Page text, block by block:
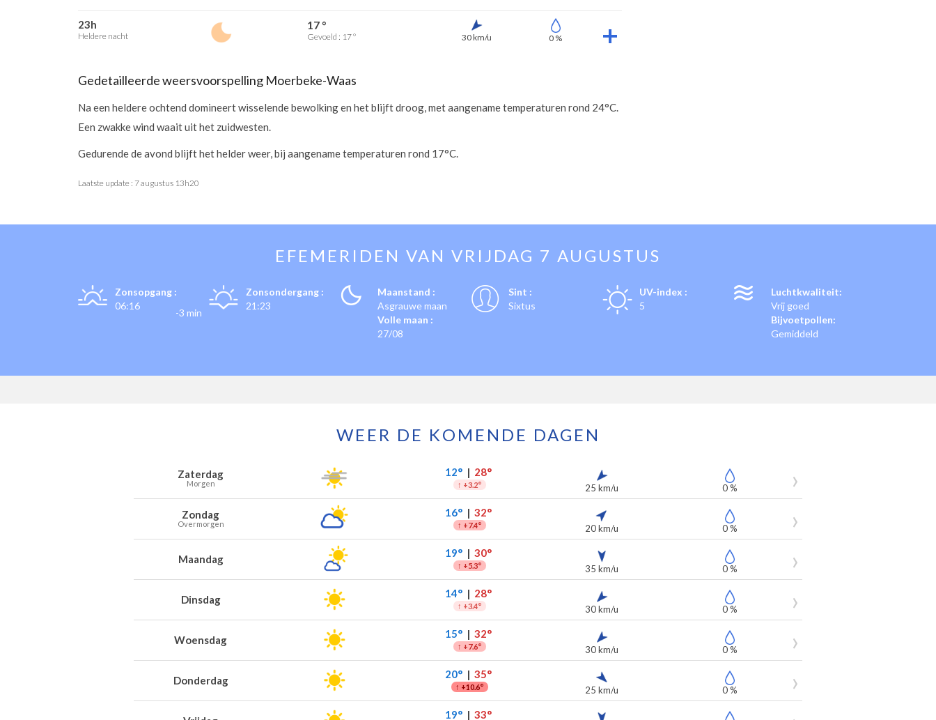
23h
Heldere nacht
17 °
Gevoeld : 17 ° 30 km/u 0 %
Gedetailleerde weersvoorspelling Moerbeke-Waas
Na een heldere ochtend domineert wisselende bewolking en het blijft droog, met aangename temperaturen rond 24°C.
Een zwakke wind waait uit het zuidwesten.
Gedurende de avond blijft het helder weer, bij aangename temperaturen rond 17°C.
Laatste update : 7 augustus 13h20
EFEMERIDEN VAN VRIJDAG 7 AUGUSTUS
Zonsopgang :
06:16
-3 min
Zonsondergang :
21:23
Maanstand :
Asgrauwe maan
Volle maan :
27/08
Sint :
Sixtus
UV-index :
5
Luchtkwaliteit:
Vrij goed
Bijvoetpollen:
Gemiddeld
WEER DE KOMENDE DAGEN
Weersverwachting voor Moerbeke-Waas voor de komende 7 dagen
Weer Temperaturen Neerslag
Zaterdag
Morgen
12°| 28°
↑ +3.2° 25 km/u 0 %
Zondag
Overmorgen
16°| 32°
↑ +7.4° 20 km/u 0 %
Maandag 19°| 30°
↑ +5.3° 35 km/u 0 %
Dinsdag 14°| 28°
↑ +3.4° 30 km/u 0 %
Woensdag 15°| 32°
↑ +7.6° 30 km/u 0 %
Donderdag 20°| 35°
↑ +10.6° 25 km/u 0 %
19°| 33°